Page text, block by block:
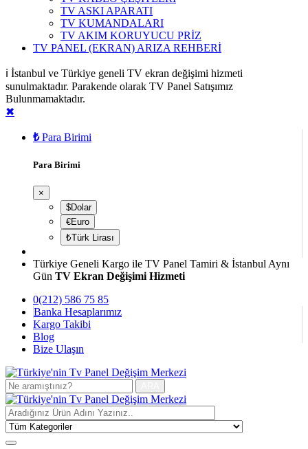
TV ASKI APARATI
TV KUMANDALARI
TV AKIM KORUYUCU PRİZ
TV PANEL (EKRAN) ARIZA REHBERİ
ℹ️ İstanbul ve Türkiye geneli TV ekran değişimi hizmeti
sunulmaktadır. Parakende olarak TV Panel Satışımız
Bulunmamaktadır.
✖
₺ Para Birimi
Para Birimi
×
$Dolar
€Euro
₺Türk Lirası
Türkiye Geneli Kargo ile TV Panel Tamiri & İstanbul Aynı
Gün TV Ekran Değişimi Hizmeti
0(212) 586 75 85
Banka Hesaplarımız
Kargo Takibi
Blog
Bize Ulaşın